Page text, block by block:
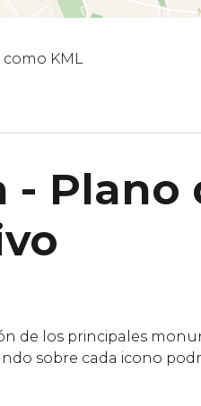
como KML
- Plano
de los principales
sobre cada icono